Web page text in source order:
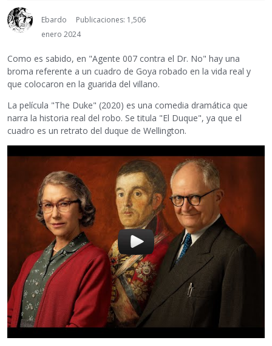
Ebardo
Publicaciones: 1,506
enero 2024
Como es sabido, en "Agente 007 contra el Dr. No" hay una
broma referente a un cuadro de Goya robado en la vida real y
que colocaron en la guarida del villano.
La película "The Duke" (2020) es una comedia dramática que
narra la historia real del robo. Se titula "El Duque", ya que el
cuadro es un retrato del duque de Wellington.